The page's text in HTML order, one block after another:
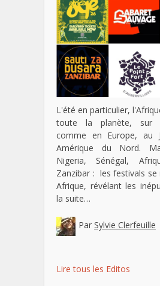
L'été en particulier,
toute la planète, sur
comme en Europe, au
Amérique du Nord.
Nigeria, Sénégal,
Zanzibar : les festivals se
Afrique, révélant les
la suite…
Par Sylvie Clerfeuille
Lire tous les Editos